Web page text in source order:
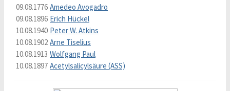
09.08.1776 Amedeo Avogadro
09.08.1896 Erich Hückel
10.08.1940 Peter W. Atkins
10.08.1902 Arne Tiselius
10.08.1913 Wolfgang Paul
10.08.1897 Acetylsalicylsäure (ASS)